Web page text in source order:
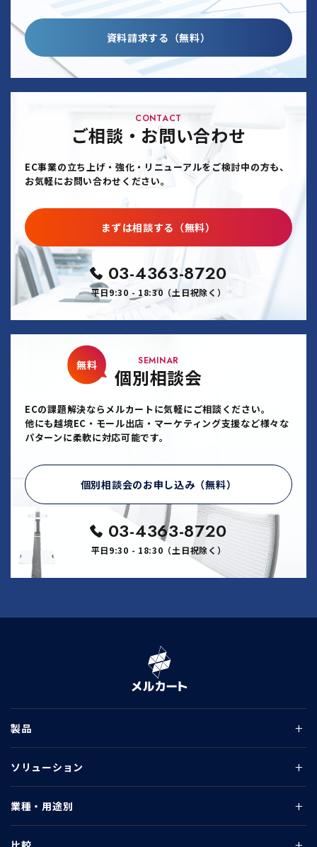
資料請求する（無料）
CONTACT
ご相談・お問い合わせ
EC事業の立ち上げ・強化・リニューアルをご検討中の方も、
お気軽にお問い合わせください。
まずは相談する（無料）
03-4363-8720
平日9:30 - 18:30（土日祝除く）
SEMINAR
個別相談会
無料
ECの課題解決ならメルカートに気軽にご相談ください。
他にも越境EC・モール出店・マーケティング支援など様々な
パターンに柔軟に対応可能です。
個別相談会のお申し込み（無料）
03-4363-8720
平日9:30 - 18:30（土日祝除く）
製品
ソリューション
業種・用途別